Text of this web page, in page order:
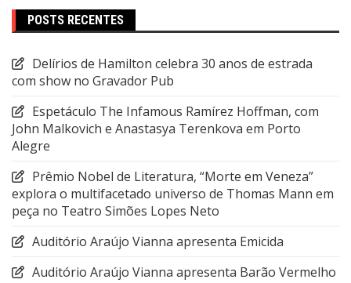
POSTS RECENTES
Delírios de Hamilton celebra 30 anos de estrada
com show no Gravador Pub
Espetáculo The Infamous Ramírez Hoffman, com
John Malkovich e Anastasya Terenkova em Porto
Alegre
Prêmio Nobel de Literatura, “Morte em Veneza”
explora o multifacetado universo de Thomas Mann em
peça no Teatro Simões Lopes Neto
Auditório Araújo Vianna apresenta Emicida
Auditório Araújo Vianna apresenta Barão Vermelho